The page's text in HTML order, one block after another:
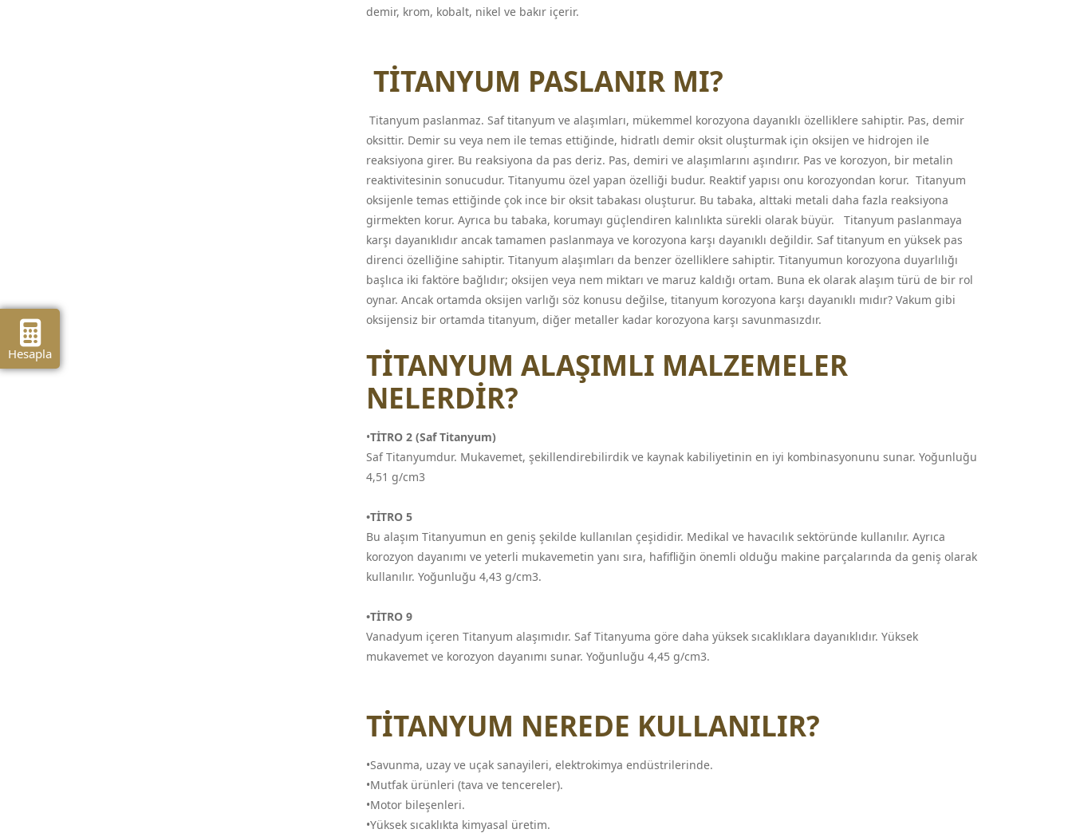
demir, krom, kobalt, nikel ve bakır içerir.
TİTANYUM PASLANIR MI?
Titanyum paslanmaz. Saf titanyum ve alaşımları, mükemmel korozyona dayanıklı özelliklere sahiptir. Pas, demir
oksittir. Demir su veya nem ile temas ettiğinde, hidratlı demir oksit oluşturmak için oksijen ve hidrojen ile
reaksiyona girer. Bu reaksiyona da pas deriz. Pas, demiri ve alaşımlarını aşındırır. Pas ve korozyon, bir metalin
reaktivitesinin sonucudur. Titanyumu özel yapan özelliği budur. Reaktif yapısı onu korozyondan korur. Titanyum
oksijenle temas ettiğinde çok ince bir oksit tabakası oluşturur. Bu tabaka, alttaki metali daha fazla reaksiyona
girmekten korur. Ayrıca bu tabaka, korumayı güçlendiren kalınlıkta sürekli olarak büyür. Titanyum paslanmaya
karşı dayanıklıdır ancak tamamen paslanmaya ve korozyona karşı dayanıklı değildir. Saf titanyum en yüksek pas
direnci özelliğine sahiptir. Titanyum alaşımları da benzer özelliklere sahiptir. Titanyumun korozyona duyarlılığı
başlıca iki faktöre bağlıdır; oksijen veya nem miktarı ve maruz kaldığı ortam. Buna ek olarak alaşım türü de bir rol
oynar. Ancak ortamda oksijen varlığı söz konusu değilse, titanyum korozyona karşı dayanıklı mıdır? Vakum gibi
oksijensiz bir ortamda titanyum, diğer metaller kadar korozyona karşı savunmasızdır.
TİTANYUM ALAŞIMLI MALZEMELER
NELERDİR?
•TİTRO 2 (Saf Titanyum)
Saf Titanyumdur. Mukavemet, şekillendirebilirdik ve kaynak kabiliyetinin en iyi kombinasyonunu sunar. Yoğunluğu
4,51 g/cm3
•TİTRO 5
Bu alaşım Titanyumun en geniş şekilde kullanılan çeşididir. Medikal ve havacılık sektöründe kullanılır. Ayrıca
korozyon dayanımı ve yeterli mukavemetin yanı sıra, hafifliğin önemli olduğu makine parçalarında da geniş olarak
kullanılır. Yoğunluğu 4,43 g/cm3.
•TİTRO 9
Vanadyum içeren Titanyum alaşımıdır. Saf Titanyuma göre daha yüksek sıcaklıklara dayanıklıdır. Yüksek
mukavemet ve korozyon dayanımı sunar. Yoğunluğu 4,45 g/cm3.
TİTANYUM NEREDE KULLANILIR?
•Savunma, uzay ve uçak sanayileri, elektrokimya endüstrilerinde.
•Mutfak ürünleri (tava ve tencereler).
•Motor bileşenleri.
•Yüksek sıcaklıkta kimyasal üretim.
Hesapla